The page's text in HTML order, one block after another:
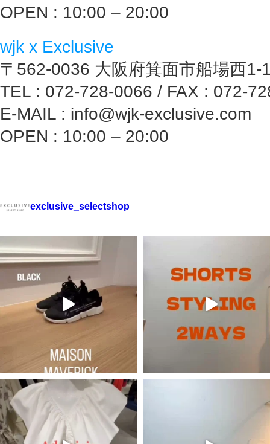
OPEN : 10:00 – 20:00
wjk x Exclusive
〒562-0036 大阪府箕面市船場西1-
TEL : 072-728-0066 / FAX : 072-
E-MAIL : info@wjk-exclusive.com
OPEN : 10:00 – 20:00
exclusive_selectshop